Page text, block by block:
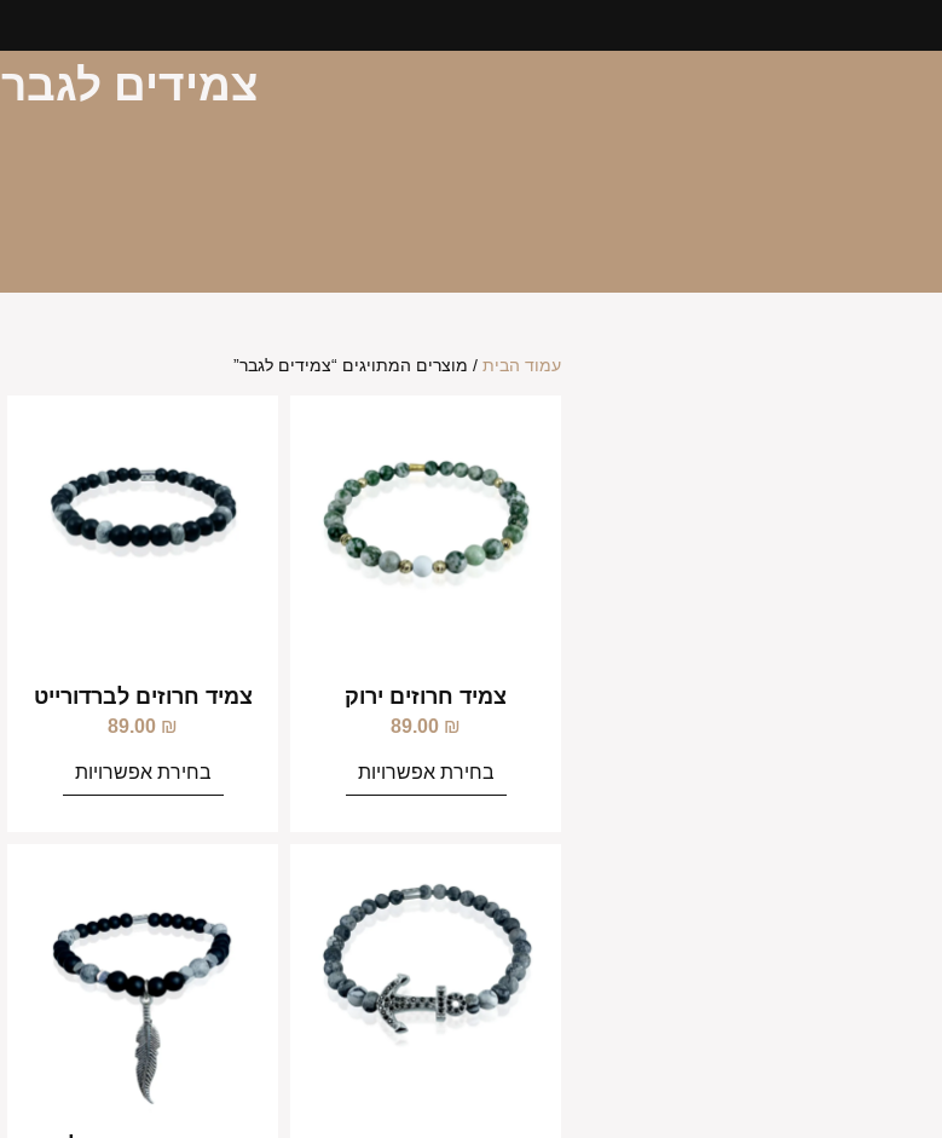
צמידים לגבר
עמוד הבית/ מוצרים המתויגים “צמידים לגבר”
צמיד חרוזים ירוק
89.00 ₪
בחירת אפשרויות
צמיד חרוזים לברדורייט
89.00 ₪
בחירת אפשרויות